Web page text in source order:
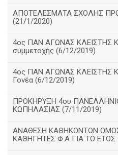
ΑΠΟΤΕΛΕΣΜΑΤΑ ΣΧΟΛΗΣ
(21/1/2020)
4ος ΠΑΝ ΑΓΩΝΑΣ ΚΛΕΙΣΤΗΣ
συμμετοχής (6/12/2019)
4ος ΠΑΝ ΑΓΩΝΑΣ ΚΛΕΙΣΤΗΣ
Γονέα (6/12/2019)
ΠΡΟΚΗΡΥΞΗ 4ου
ΚΩΠΗΛΑΣΙΑΣ (7/11/2019)
ΑΝΑΘΕΣΗ ΚΑΘΗΚΟΝΤΩΝ
ΚΑΘΗΓΗΤΕΣ Φ.Α ΓΙΑ ΤΟ ΕΤΟΣ